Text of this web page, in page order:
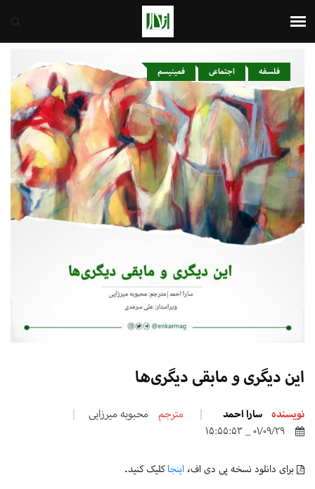
7th August 2026
فلسفه اجتماعی فمینیسم
این دیگری و مابقی دیگری‌ها
نویسنده سارا احمد مترجم
محبوبه میرزایی
01/09/29 _ 15:55:53
برای دانلود نسخه پی دی اف، اینجاکلیک کنید.